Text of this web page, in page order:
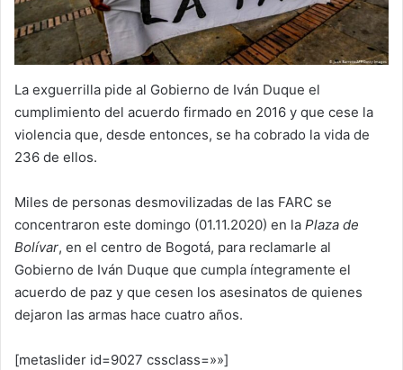
La exguerrilla pide al Gobierno de Iván Duque el
cumplimiento del acuerdo firmado en 2016 y que cese la
violencia que, desde entonces, se ha cobrado la vida de
236 de ellos.
Miles de personas desmovilizadas de las FARC se
concentraron este domingo (01.11.2020) en la Plaza de
Bolívar, en el centro de Bogotá, para reclamarle al
Gobierno de Iván Duque que cumpla íntegramente el
acuerdo de paz y que cesen los asesinatos de quienes
dejaron las armas hace cuatro años.
[metaslider id=9027 cssclass=»»]